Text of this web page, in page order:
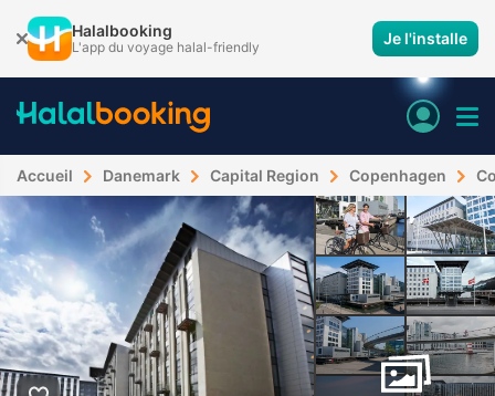
Halalbooking
L'app du voyage halal-friendly Je l'installe
Accueil Danemark Capital Region Copenhagen